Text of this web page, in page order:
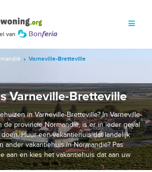
Varneville-Bretteville
Varneville-Bretteville
in Varneville-Bretteville? In Varneville-
de provincie Normandië, is er in ieder geval
Huur een vakantiehuis dat landelijk
ander vakantiehuis in Normandië? Pas
aan en kies het vakantiehuis dat aan uw